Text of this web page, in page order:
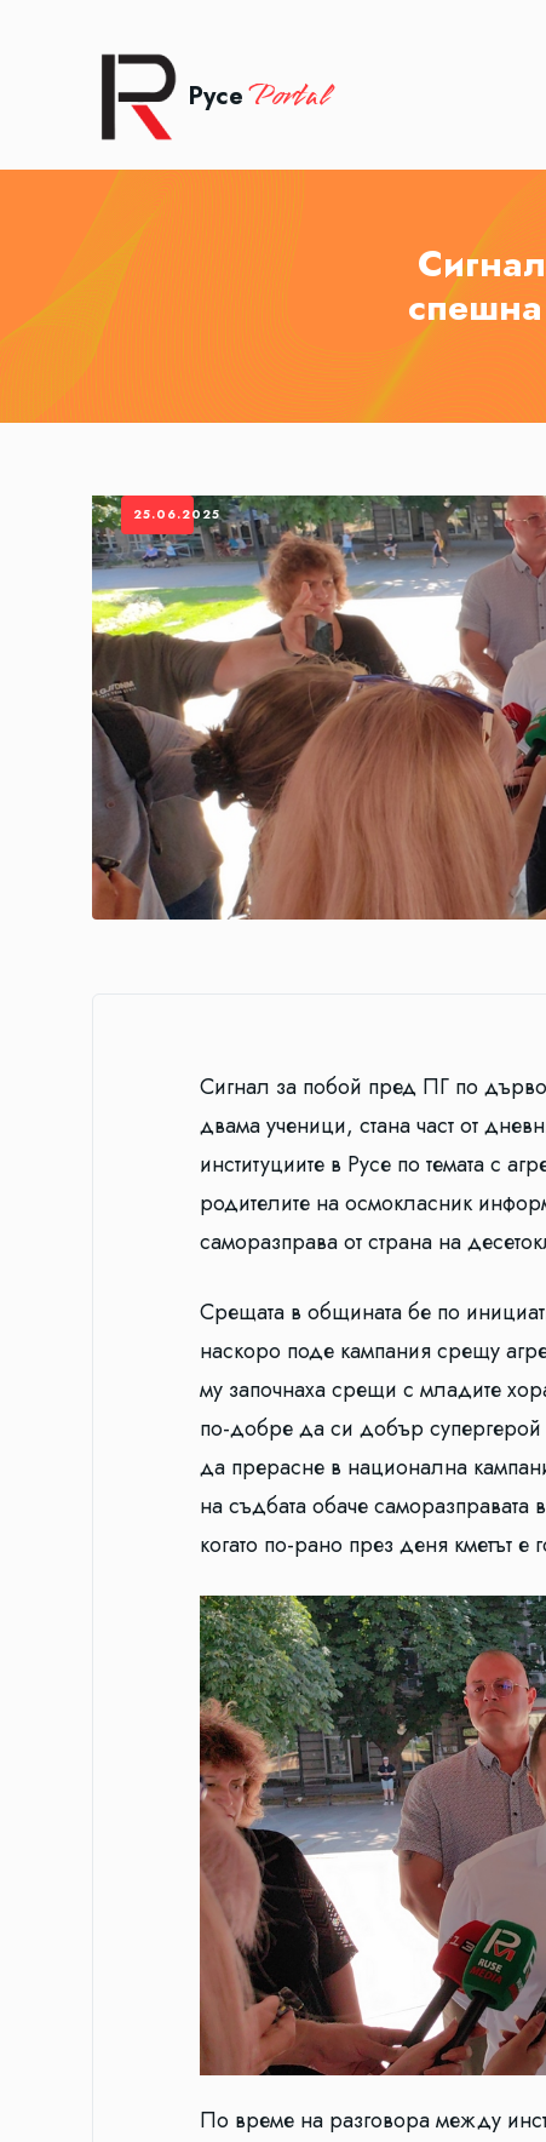
Русе Portal
Сигнал за побой пред ПГ по
двама ученици, стана част от
институциите в Русе по темата с
родителите на осмокласник
саморазправа от страна на
Срещата в общината бе по
наскоро поде кампания срещу
му започнаха срещи с младите
по-добре да си добър
да прерасне в национална
на съдбата обаче
когато по-рано през деня кметът е
По време на разговора между
25.06.2025